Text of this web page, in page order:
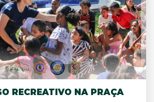
RECREATIVO NA PRAÇA